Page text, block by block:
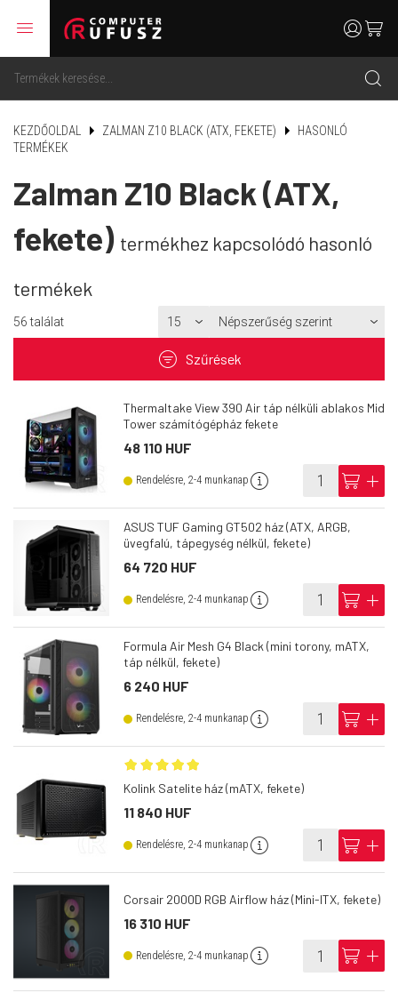
menu
search
usercart
KEZDŐOLDAL ZALMAN Z10 BLACK (ATX, FEKETE)
HASONLÓ
TERMÉKEK
Zalman Z10 Black (ATX,
fekete) termékhez kapcsolódó hasonló
termékek
56 találat
filter Szűrések
Thermaltake View 390 Air táp nélküli ablakos Mid
Tower számítógépház fekete
48 110 HUF
Rendelésre, 2-4 munkanap info cart add
ASUS TUF Gaming GT502 ház (ATX, ARGB,
üvegfalú, tápegység nélkül, fekete)
64 720 HUF
Rendelésre, 2-4 munkanap info cart add
Formula Air Mesh G4 Black (mini torony, mATX,
táp nélkül, fekete)
6 240 HUF
Rendelésre, 2-4 munkanap info cart add
Kolink Satelite ház (mATX, fekete)
11 840 HUF
Rendelésre, 2-4 munkanap info cart add
Corsair 2000D RGB Airflow ház (Mini-ITX, fekete)
16 310 HUF
Rendelésre, 2-4 munkanap info cart add